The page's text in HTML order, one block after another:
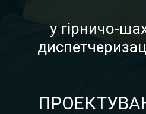
у гірничо-